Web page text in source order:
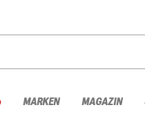
MARKEN MAGAZIN